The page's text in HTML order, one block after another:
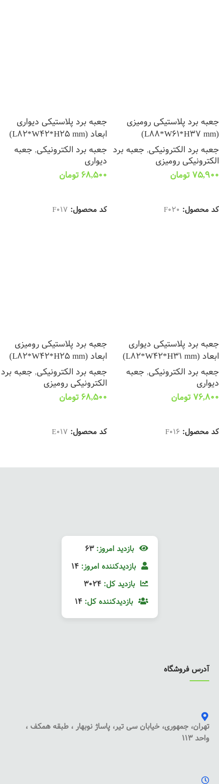
جعبه برد پلاستیکی رومیزی
(L88*W61*H37 mm)
جعبه برد الکترونیکی, جعبه برد
الکترونیکی رومیزی
75,900 تومان
کد محصول: F020
جعبه برد پلاستیکی دیواری
ابعاد (L82*W42*H25 mm)
جعبه برد الکترونیکی, جعبه
دیواری
68,500 تومان
کد محصول: F017
جعبه برد پلاستیکی دیواری
ابعاد (L82*W42*H31 mm)
جعبه برد الکترونیکی, جعبه
دیواری
76,800 تومان
کد محصول: F016
جعبه برد پلاستیکی رومیزی
ابعاد (L82*W42*H25 mm)
جعبه برد الکترونیکی, جعبه برد
الکترونیکی رومیزی
68,500 تومان
کد محصول: E017
بازدید امروز: 63
بازدیدکننده امروز: 14
بازدید کل: 3024
بازدیدکننده کل: 14
آدرس فروشگاه
تهران، جمهوری، خیابان سی تیر، پاساژ نوبهار ، طبقه همکف ،
واحد 113